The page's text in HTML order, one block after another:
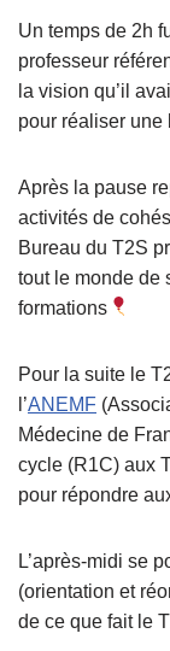
Un temps de 2h
professeur
la vision qu’il
pour réaliser une
Après la pause
activités de
Bureau du T2S
tout le monde de
formations
Pour la suite le
l’ANEMF
Médecine de
cycle (R1C) aux
pour répondre
L’après-midi se
(orientation et
de ce que fait le